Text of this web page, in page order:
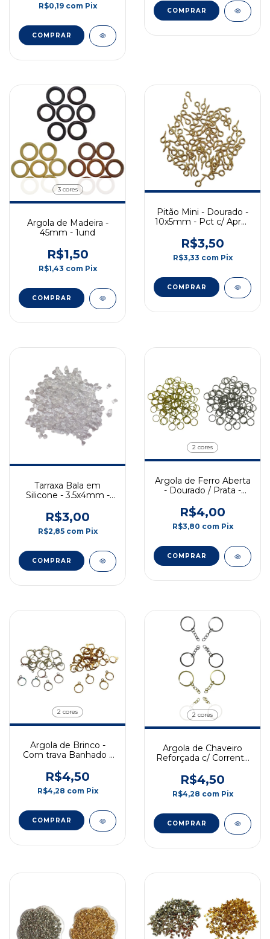
R$0,19 com Pix
COMPRAR
3 cores
Argola de Madeira -
45mm - 1und
R$1,50
R$1,43 com Pix
COMPRAR
Pitão Mini - Dourado -
10x5mm - Pct c/ Aprox
R$3,50
R$3,33 com Pix
Tarraxa Bala em
Silicone - 3.5x4mm -
R$3,00
R$2,85 com Pix
2 cores
Argola de Ferro Aberta
- Dourado / Prata -
Pct c/ 10gr
R$4,00
R$3,80 com Pix
COMPRAR
2 cores
Argola de Brinco -
Com trava Banhado -
R$4,50
R$4,28 com Pix
COMPRAR
2 cores
Argola de Chaveiro
Reforçada c/ Corrente
Und
R$4,50
R$4,28 com Pix
COMPRAR